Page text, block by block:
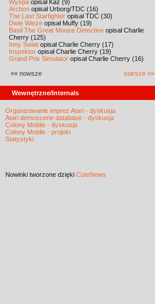
Wyspa opisał Kaz (9)
Archon opisał Urborg/TDC (16)
The Last Starfighter opisał TDC (30)
Dwie Wieże opisał Muffy (19)
Basil The Great Mouse Detective opisał Charlie
Cherry (125)
Inny Świat opisał Charlie Cherry (17)
Inspektor opisał Charlie Cherry (19)
Grand Prix Simulator opisał Charlie Cherry (16)
«« nowsze starsze »»
Wewnętrzne/Internals
Organizowanie imprez Atari - dyskusja
Atari demoscene database - dyskusja
Colony Mobile - dyskusja
Colony Mobile - projekt
Statystyki
Nowinki tworzone dzięki CuteNews